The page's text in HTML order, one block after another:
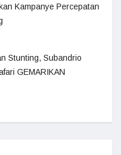
Kampanye Percepatan
Stunting, Subandrio
GEMARIKAN